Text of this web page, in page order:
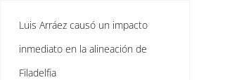
Luis Arráez causó un impacto
inmediato en la alineación de
Filadelfia